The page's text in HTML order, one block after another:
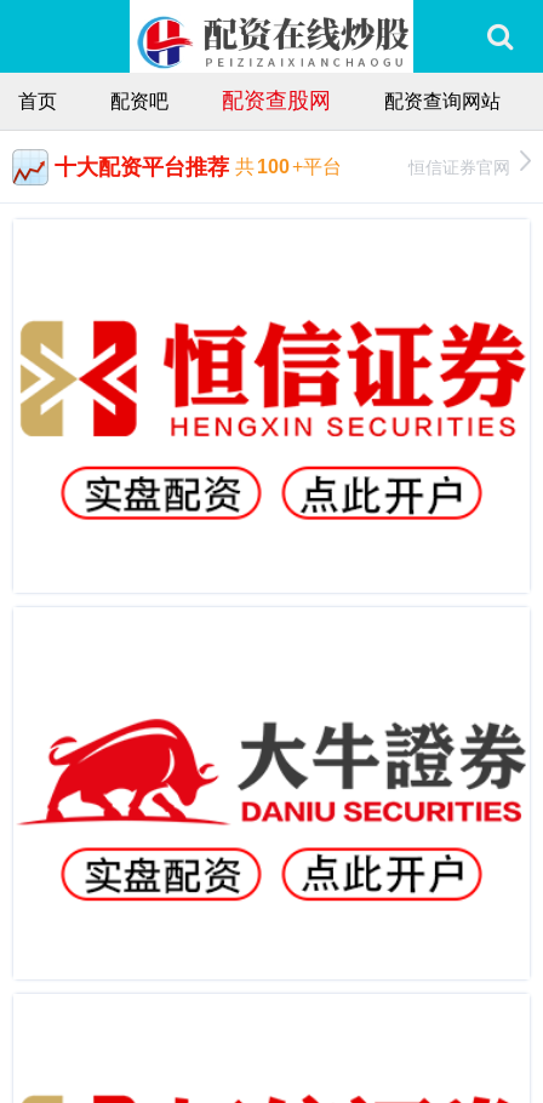
首页 配资吧 配资查股网 配资查询网站
十大配资平台推荐 共100+平台 恒信证券官网